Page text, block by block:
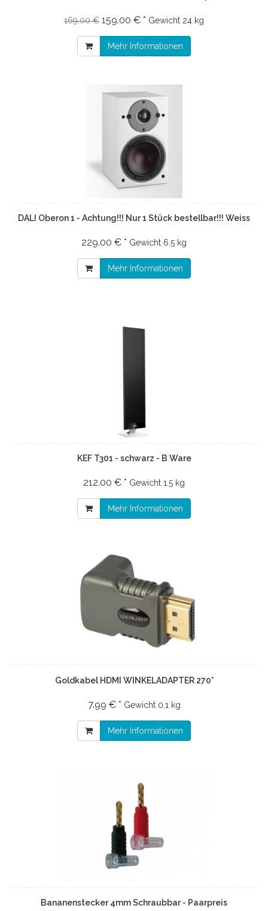
169.00 € 159.00 € * Gewicht 24 kg
Mehr Informationen
DALI Oberon 1 - Achtung!!! Nur 1 Stück bestellbar!!! Weiss
229.00 € * Gewicht 6.5 kg
Mehr Informationen
KEF T301 - schwarz - B Ware
212.00 € * Gewicht 1.5 kg
Mehr Informationen
Goldkabel HDMI WINKELADAPTER 270°
7.99 € * Gewicht 0.1 kg
Mehr Informationen
Bananenstecker 4mm Schraubbar - Paarpreis